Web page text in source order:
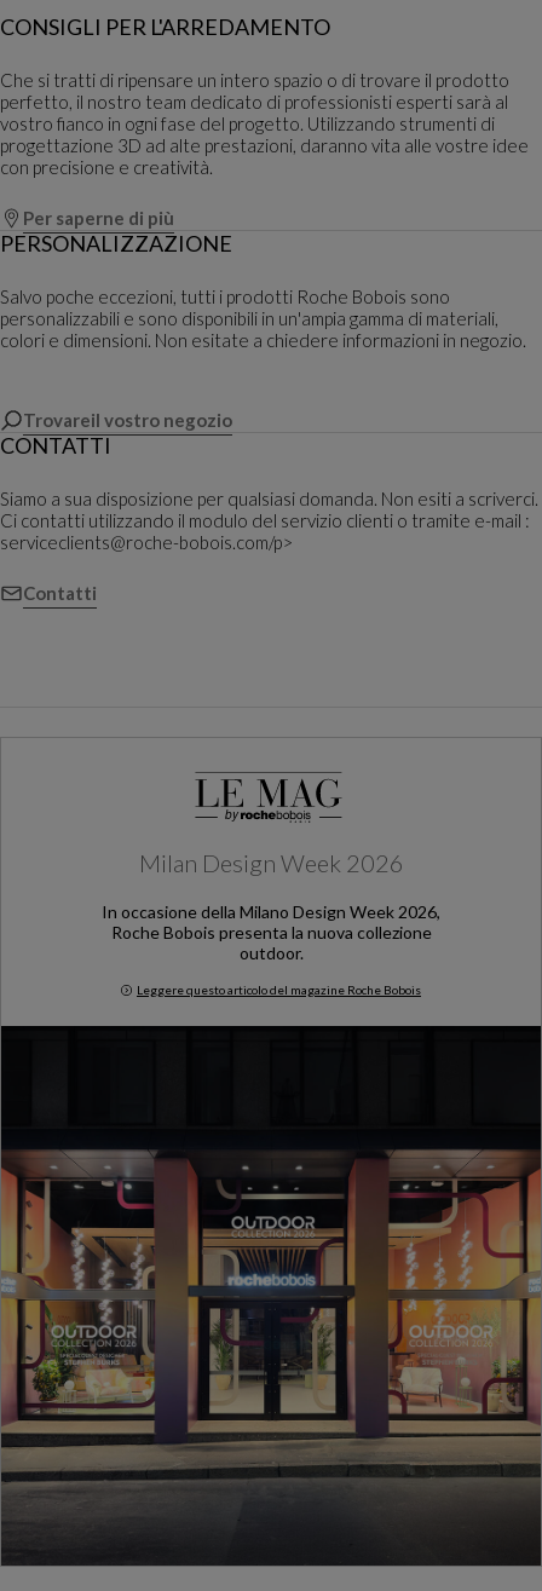
CONSIGLI PER L'ARREDAMENTO
Che si tratti di ripensare un intero spazio o di trovare il prodotto
perfetto, il nostro team dedicato di professionisti esperti sarà al
vostro fianco in ogni fase del progetto. Utilizzando strumenti di
progettazione 3D ad alte prestazioni, daranno vita alle vostre idee
con precisione e creatività.
Per saperne di più
PERSONALIZZAZIONE
Salvo poche eccezioni, tutti i prodotti Roche Bobois sono
personalizzabili e sono disponibili in un'ampia gamma di materiali,
colori e dimensioni. Non esitate a chiedere informazioni in negozio.
Trovareil vostro negozio
CONTATTI
Siamo a sua disposizione per qualsiasi domanda. Non esiti a scriverci.
Ci contatti utilizzando il modulo del servizio clienti o tramite e-mail :
serviceclients@roche-bobois.com/p>
Contatti
Milan Design Week 2026
In occasione della Milano Design Week 2026,
Roche Bobois presenta la nuova collezione
outdoor.
Leggere questo articolo del magazine Roche Bobois
Milan Design Week 2026